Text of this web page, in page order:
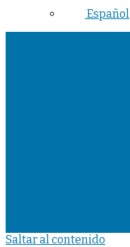
Español
Saltar al contenido